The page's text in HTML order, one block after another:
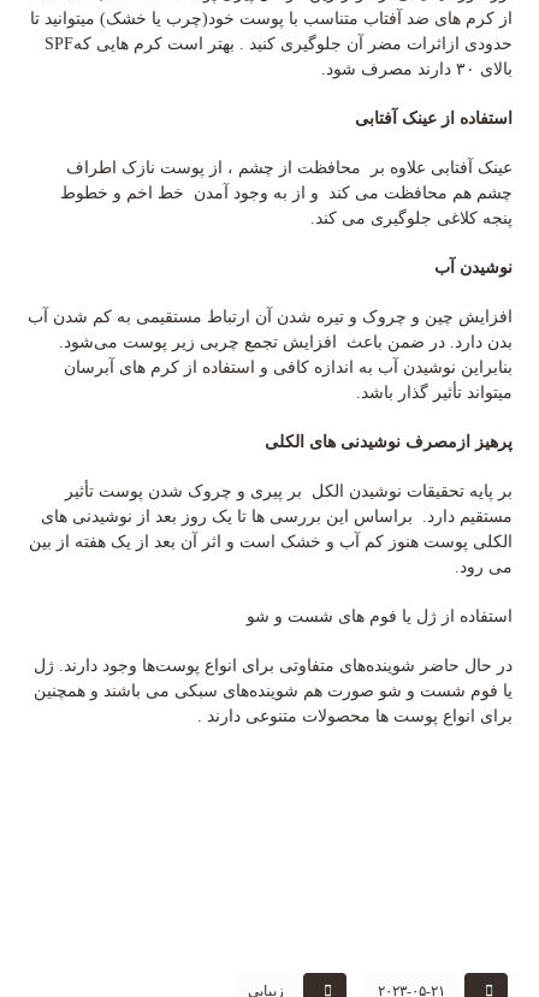
از کرم های ضد آفتاب متناسب با پوست خود(چرب یا خشک) میتوانید تا
حدودی ازاثرات مضر آن جلوگیری کنید . بهتر است کرم هایی کهSPF
بالای ۳۰ دارند مصرف شود.
استفاده از عینک آفتابی
عینک آفتابی علاوه بر محافظت از چشم‌ ، از پوست نازک اطراف
چشم هم محافظت می کند و از به وجود آمدن خط اخم و خطوط
پنجه کلاغی جلوگیری می کند.
نوشیدن آب
افزایش چین و چروک و تیره شدن آن ارتباط مستقیمی به کم شدن آب
بدن دارد. در ضمن باعث افزایش تجمع چربی زیر پوست می‌شود.
بنابراین نوشیدن آب به اندازه کافی و استفاده از کرم های آبرسان
میتواند تأثیر گذار باشد.
پرهیز ازمصرف نوشیدنی های الکلی
بر پایه تحقیقات نوشیدن الکل بر پیری و چروک شدن پوست تأثیر
مستقیم دارد. براساس این بررسی ها تا یک روز بعد از نوشیدنی های
الکلی پوست هنوز کم آب و خشک است و اثر آن بعد از یک هفته از بین
می رود.
استفاده از ژل یا فوم های شست و شو
در حال حاضر شوینده‌های متفاوتی برای انواع پوست‌ها وجود دارند. ژل
یا فوم شست و شو صورت هم شوینده‌های سبکی می باشند و همچنین
برای انواع پوست ها محصولات متنوعی دارند .
۲۰۲۳-۰۵-۲۱ زیبایی